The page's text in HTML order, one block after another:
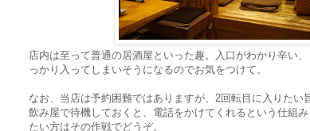
店内は至って普通の居酒屋といった趣。入口がわかり辛い
っかり入ってしまいそうになるのでお気をつけて。
なお、当店は予約困難ではありますが、2回転目に入りたい
飲み屋で待機しておくと、電話をかけてくれるという仕組
たい方はその作戦でどうぞ。